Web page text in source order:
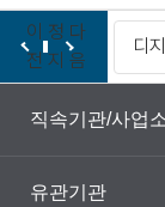
이
전
정
지
다
음
디
직속기관/사업
유관기관